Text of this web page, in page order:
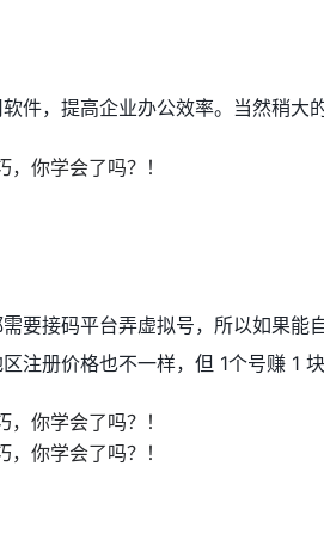
件，提高企业办公效率。当然稍大
要接码平台弄虚拟号，所以如果能
注册价格也不一样，但 1个号赚 1